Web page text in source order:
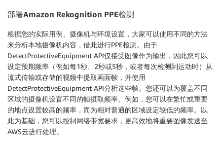
                        }
                    ]
                },
                {
                    "Name": "LEFT_HAND",
                    "Confidence": 99.25702667236328,
                    "EquipmentDetections": []
                },
                {
                    "Name": "RIGHT_HAND",
                    "Confidence": 80.11490631103516,
                    "EquipmentDetections": []
部署Amazon Rekognition PPE检测
根据您的实际用例、摄像机与环境设置，大家可以使用不同的方法
来分析本地摄像机内容，借此进行PPE检测。由于
DetectProtectiveEquipment API仅接受图像作为输出，因此您可以
设定预期频率（例如每1秒、2秒或5秒，或者每次检测到运动时）从
流式传输或存储的视频中提取画面帧，并使用
DetectProtectiveEquipment API分析这些帧。您还可以为覆盖不同
区域的摄像机设置不同的帧摄取频率。例如，您可以在繁忙或重要
的地点设置较高的频率，而为相对普通的区域设定较低的频率。以
此为基础，您可以控制网络带宽要求，更高效地将重要图像发送至
AWS云进行处理。